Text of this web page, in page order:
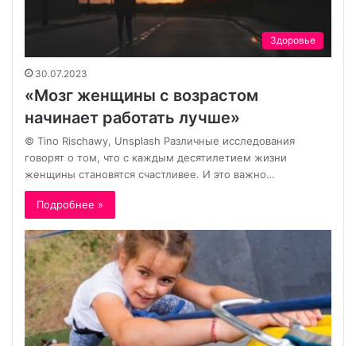
Здоровье
30.07.2023
«Мозг женщины с возрастом
начинает работать лучше»
© Tino Rischawy, Unsplash Различные исследования
говорят о том, что с каждым десятилетием жизни
женщины становятся счастливее. И это важно…
Подробнее »